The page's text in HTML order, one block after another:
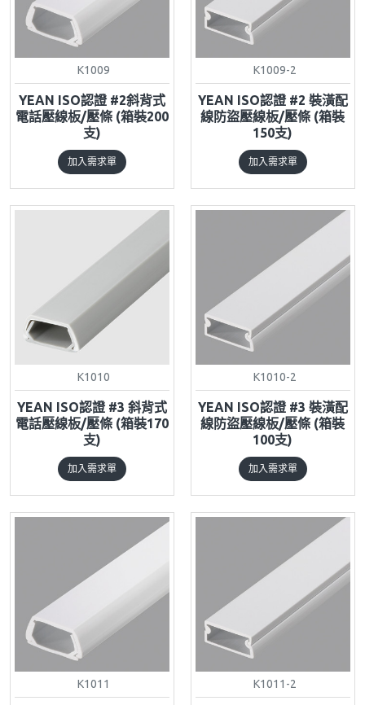
K1009
YEAN ISO認證 #2斜背式
電話壓線板/壓條 (箱裝200
支)
加入需求單
K1009-2
YEAN ISO認證 #2 裝潢配
線防盜壓線板/壓條 (箱裝
150支)
加入需求單
K1010
YEAN ISO認證 #3 斜背式
電話壓線板/壓條 (箱裝170
支)
加入需求單
K1010-2
YEAN ISO認證 #3 裝潢配
線防盜壓線板/壓條 (箱裝
100支)
加入需求單
K1011 K1011-2